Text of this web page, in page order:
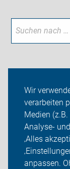
Wir
verarbeiten
Medien
Analyse-
‚Alles
anpassen.
Themen
ADFC
Sei dabei